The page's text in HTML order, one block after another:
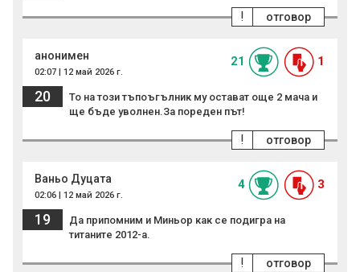
отговор
!
анонимен
02:07 | 12 май 2026 г.
21 1
20
То на този тъпоъгълник му остават още 2 мача и
ще бъде уволнен.За пореден път!
отговор
!
Ваньо Дуцата
02:06 | 12 май 2026 г.
4 3
19
Да припомним и Миньор как се подигра на
титаните 2012-а.
отговор
!